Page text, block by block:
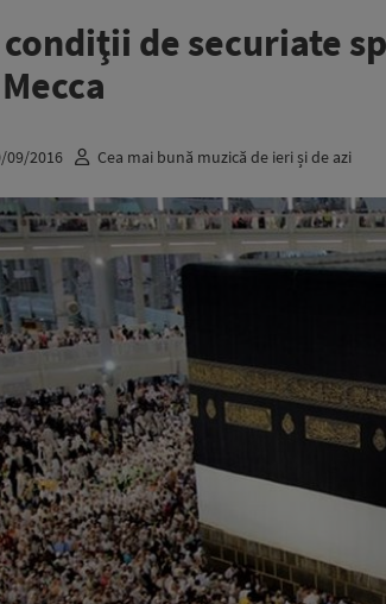
de securiate
09/2016 Cea mai bună muzică de ieri și de azi